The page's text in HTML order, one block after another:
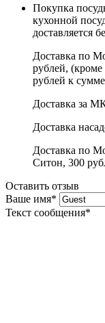
Покупка
кухонной
доставляется
Доставка по
рублей,
рублей к сумме
Доставка за
Доставка
Доставка по
Ситон, 300
Оставить отзыв
Ваше имя*
Текст сообщения*